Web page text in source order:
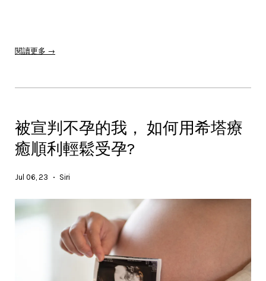
閱讀更多 →
被宣判不孕的我， 如何用希塔療
癒順利輕鬆受孕?
Jul 06, 23 • Siri